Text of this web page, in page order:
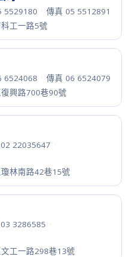
5529180 · 傳真 05 5512891
工一路5號
6524068 · 傳真 06 6524079
興路700巷90號
22035647 ·
林南路42巷15號
3286585 ·
工一路298巷13號